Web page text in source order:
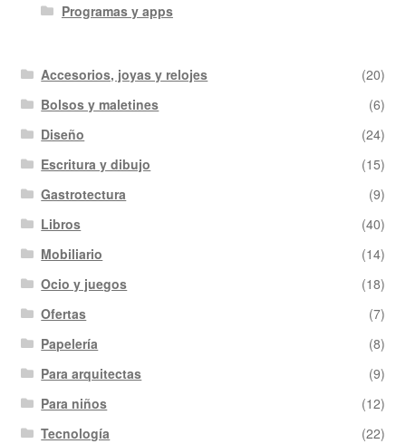
Programas y apps
Accesorios, joyas y relojes
(20)
Bolsos y maletines
(6)
Diseño
(24)
Escritura y dibujo
(15)
Gastrotectura
(9)
Libros
(40)
Mobiliario
(14)
Ocio y juegos
(18)
Ofertas
(7)
Papelería
(8)
Para arquitectas
(9)
Para niños
(12)
Tecnología
(22)